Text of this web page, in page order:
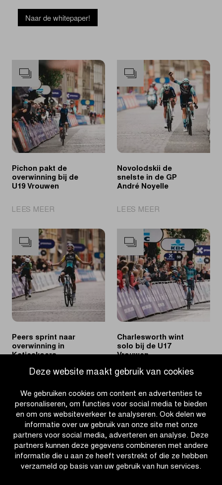
Deze website maakt gebruik van cookies
We gebruiken cookies om content en advertenties te
personaliseren, om functies voor social media te bieden
en om ons websiteverkeer te analyseren. Ook delen we
informatie over uw gebruik van onze site met onze
partners voor social media, adverteren en analyse. Deze
partners kunnen deze gegevens combineren met andere
informatie die u aan ze heeft verstrekt of die ze hebben
verzameld op basis van uw gebruik van hun services.
Naar de whitepaper!
Pichon pakt de
overwinning bij de
U19 Vrouwen
LEES MEER
pakt
de
overwinning
bij
de
U19
Vrouwen
Novolodskii de
snelste in de GP
André Noyelle
LEES MEER
de
snelste
in
de
GP
André
Noyelle
Peers sprint naar
overwinning in
Katjeskoers
|
naar
overwinning
Katjeskoers
Charlesworth wint
solo bij de U17
Vrouwen
LEES MEER |
solo
U17
Vrouwen
OTHER RACES